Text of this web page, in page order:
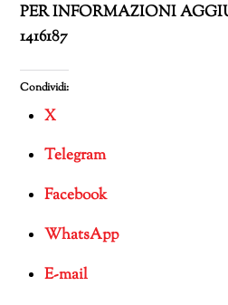
PER INFORMAZIONI
1416187
Condividi:
X
Telegram
Facebook
WhatsApp
E-mail